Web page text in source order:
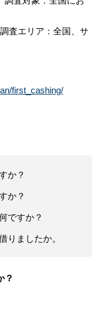
査エリア：全国、サ
first_cashing/
か？
か？
ですか？
りましたか。
？